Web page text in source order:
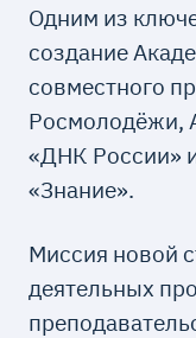
Одним из
создание
совместного
Росмолодёжи,
«ДНК России»
«Знание».
Миссия новой
деятельных